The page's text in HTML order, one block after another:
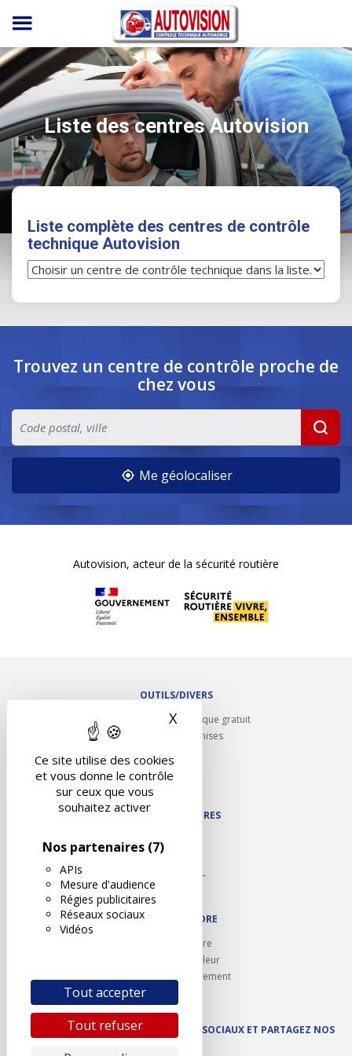
Panneau de gestion des cookies
Ce site utilise des cookies
et vous donne le contrôle
sur ceux que vous
souhaitez activer
Nos partenaires (7)
APIs
Mesure d'audience
Régies publicitaires
Réseaux sociaux
Vidéos
Tout accepter
Tout refuser
X Masquer le bandeau des
Liste des centres Autovision
Liste complète des centres de contrôle
technique Autovision
Trouvez un centre de contrôle proche de
chez vous
Me géolocaliser
Autovision, acteur de la sécurité routière
OUTILS/DIVERS
Rappel contrôle technique gratuit
Partenariats/Remises
Contact
NOS PARTENAIRES
Autodidact
Karoil
Autovision PL
Motovision
NOUS REJOINDRE
Ouvrir un centre
Devenez contrôleur
Carrières et recrutement
SUIVEZ AUTOVISION SUR LES RÉSEAUX SOCIAUX ET PARTAGEZ NOS